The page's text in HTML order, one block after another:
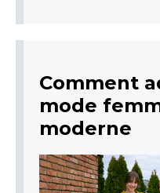
Comment
mode
moderne